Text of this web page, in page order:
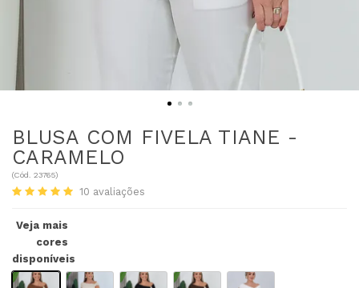
BLUSA COM FIVELA TIANE -
CARAMELO
(Cód. 23765)
10 avaliações
Veja mais
cores
disponíveis